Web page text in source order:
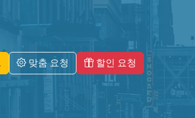
맞춤 요청 할인 요청